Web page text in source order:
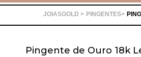
PINGENTES
Pingente de Ouro 18k
Brincos